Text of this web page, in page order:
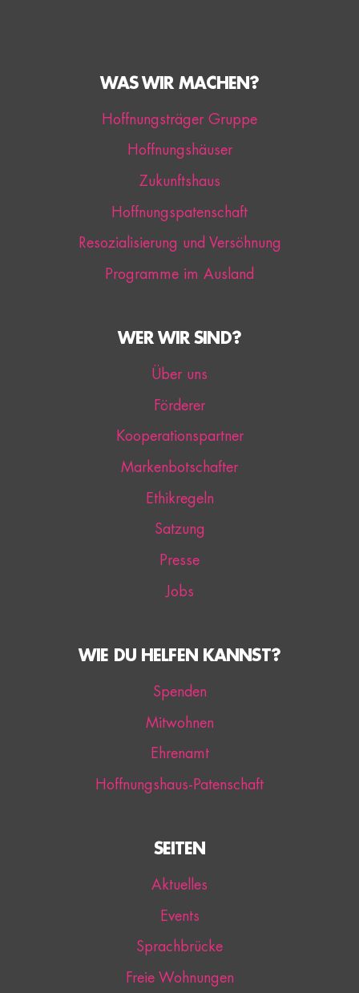
WAS WIR MACHEN?
Hoffnungsträger Gruppe
Hoffnungshäuser
Zukunftshaus
Hoffnungspatenschaft
Resozialisierung und Versöhnung
Programme im Ausland
WER WIR SIND?
Über uns
Förderer
Kooperationspartner
Markenbotschafter
Ethikregeln
Satzung
Presse
Jobs
WIE DU HELFEN KANNST?
Spenden
Mitwohnen
Ehrenamt
Hoffnungshaus-Patenschaft
SEITEN
Aktuelles
Events
Sprachbrücke
Freie Wohnungen